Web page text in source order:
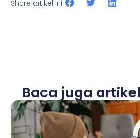
Share artikel ini:
Baca juga